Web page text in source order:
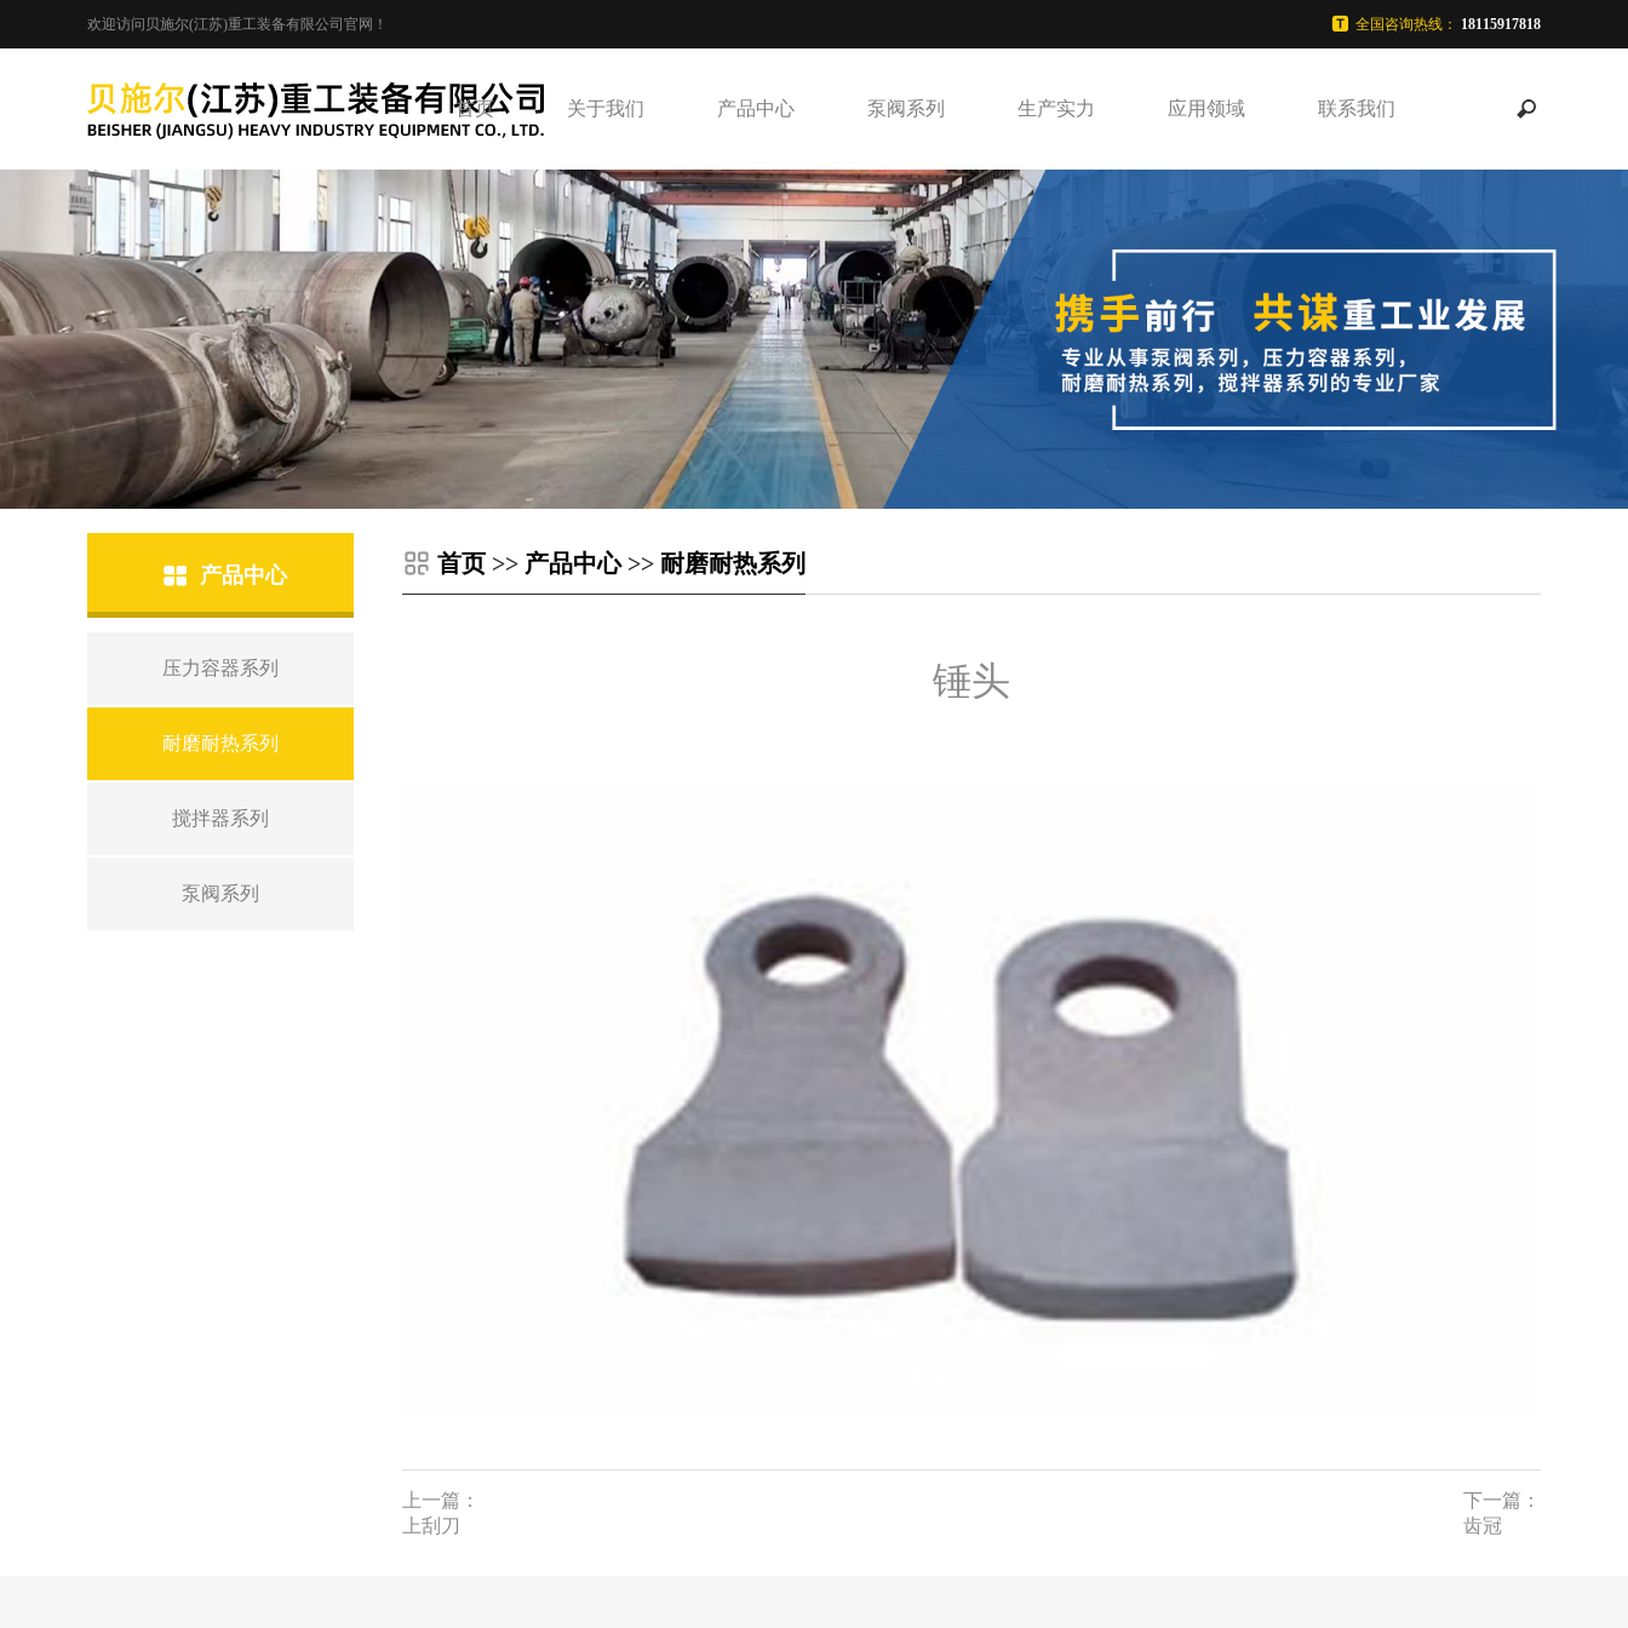
欢迎访问贝施尔(江苏)重工装备有限公司官网！ 全国咨询热线： 18115917818
首页 关于我们 产品中心 泵阀系列 生产实力 应用领域 联系我们
产品中心
压力容器系列
耐磨耐热系列
搅拌器系列
泵阀系列
首页 >> 产品中心>> 耐磨耐热系列
锤头
上一篇：
上刮刀
下一篇：
齿冠